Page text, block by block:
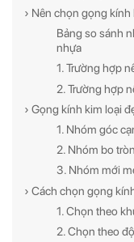
› Nên chọn gọng
Bảng so sánh
nhựa
1. Trường hợp
2. Trường hợp
› Gọng kính kim loại
1. Nhóm góc
2. Nhóm bo
3. Nhóm mới
› Cách chọn gọng
1. Chọn theo
2. Chọn theo